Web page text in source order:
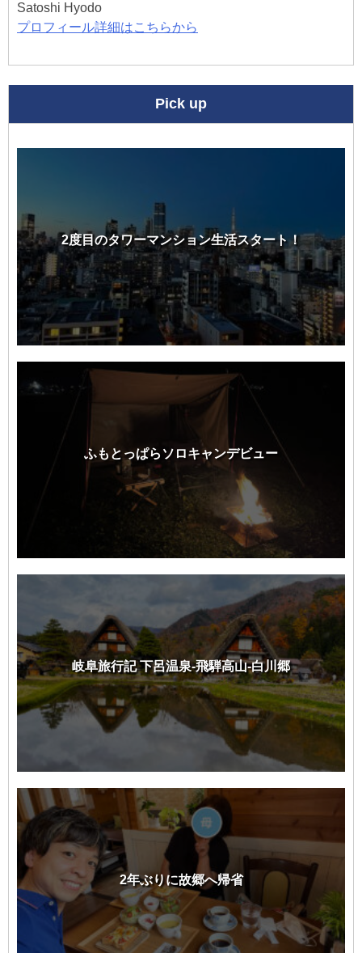
Satoshi Hyodo
プロフィール詳細はこちらから
Pick up
2度目のタワーマンション生活スタート！
ふもとっぱらソロキャンデビュー
岐阜旅行記 下呂温泉-飛騨高山-白川郷
2年ぶりに故郷へ帰省